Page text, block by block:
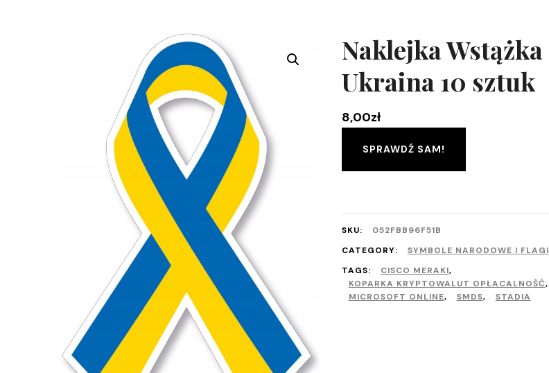
Naklejka Wstążka
Ukraina 10 sztuk
8,00zł
SPRAWDŹ SAM!
SKU:
052FBB96F51B
CATEGORY:
SYMBOLE NARODOWE I FLAGI
TAGS:
CISCO MERAKI,
KOPARKA KRYPTOWALUT OPŁACALNOŚĆ,
MICROSOFT ONLINE, SMDS, STADIA